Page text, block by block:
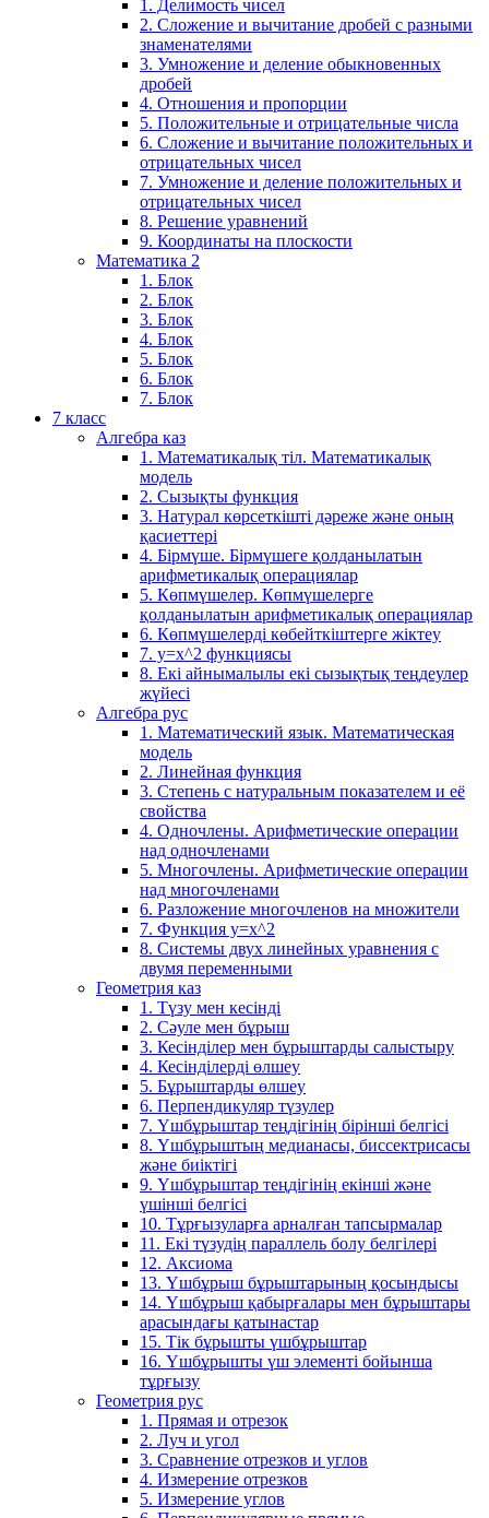
1. Делимость чисел
2. Сложение и вычитание дробей с разными
знаменателями
3. Умножение и деление обыкновенных
дробей
4. Отношения и пропорции
5. Положительные и отрицательные числа
6. Сложение и вычитание положительных и
отрицательных чисел
7. Умножение и деление положительных и
отрицательных чисел
8. Решение уравнений
9. Координаты на плоскости
Математика 2
1. Блок
2. Блок
3. Блок
4. Блок
5. Блок
6. Блок
7. Блок
7 класс
Алгебра каз
1. Математикалық тіл. Математикалық
модель
2. Сызықты функция
3. Натурал көрсеткішті дәреже және оның
қасиеттері
4. Бірмүше. Бірмүшеге қолданылатын
арифметикалық операциялар
5. Көпмүшелер. Көпмүшелерге
қолданылатын арифметикалық операциялар
6. Көпмүшелерді көбейткіштерге жіктеу
7. у=х^2 функциясы
8. Екі айнымалылы екі сызықтық теңдеулер
жүйесі
Алгебра рус
1. Математический язык. Математическая
модель
2. Линейная функция
3. Степень с натуральным показателем и её
свойства
4. Одночлены. Арифметические операции
над одночленами
5. Многочлены. Арифметические операции
над многочленами
6. Разложение многочленов на множители
7. Функция y=x^2
8. Системы двух линейных уравнения с
двумя переменными
Геометрия каз
1. Түзу мен кесінді
2. Сәуле мен бұрыш
3. Кесінділер мен бұрыштарды салыстыру
4. Кесінділерді өлшеу
5. Бұрыштарды өлшеу
6. Перпендикуляр түзулер
7. Үшбұрыштар теңдігінің бірінші белгісі
8. Үшбұрыштың медианасы, биссектрисасы
және биіктігі
9. Үшбұрыштар теңдігінің екінші және
үшінші белгісі
10. Тұрғызуларға арналған тапсырмалар
11. Екі түзудің параллель болу белгілері
12. Аксиома
13. Үшбұрыш бұрыштарының қосындысы
14. Үшбұрыш қабырғалары мен бұрыштары
арасындағы қатынастар
15. Тік бұрышты үшбұрыштар
16. Үшбұрышты үш элементі бойынша
тұрғызу
Геометрия рус
1. Прямая и отрезок
2. Луч и угол
3. Сравнение отрезков и углов
4. Измерение отрезков
5. Измерение углов